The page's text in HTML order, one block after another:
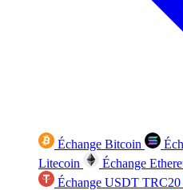
Échange Bitcoin
Litecoin
Échange
Échange USDT TRC20